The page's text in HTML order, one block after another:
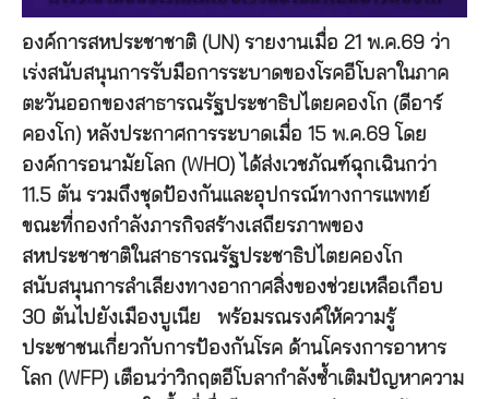
องค์การสหประชาชาติ (UN) รายงานเมื่อ 21 พ.ค.69 ว่า
เร่งสนับสนุนการรับมือการระบาดของโรคอีโบลาในภาค
ตะวันออกของสาธารณรัฐประชาธิปไตยคองโก (ดีอาร์
คองโก) หลังประกาศการระบาดเมื่อ 15 พ.ค.69 โดย
องค์การอนามัยโลก (WHO) ได้ส่งเวชภัณฑ์ฉุกเฉินกว่า
11.5 ตัน รวมถึงชุดป้องกันและอุปกรณ์ทางการแพทย์
ขณะที่กองกำลังภารกิจสร้างเสถียรภาพของ
สหประชาชาติในสาธารณรัฐประชาธิปไตยคองโก
สนับสนุนการลำเลียงทางอากาศสิ่งของช่วยเหลือเกือบ
30 ตันไปยังเมืองบูเนีย พร้อมรณรงค์ให้ความรู้
ประชาชนเกี่ยวกับการป้องกันโรค ด้านโครงการอาหาร
โลก (WFP) เตือนว่าวิกฤตอีโบลากำลังซ้ำเติมปัญหาความ